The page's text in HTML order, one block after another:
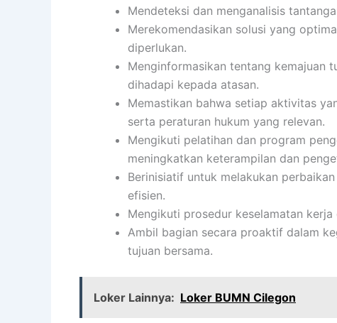
Mendeteksi dan menganalisis
Merekomendasikan solusi yang
diperlukan.
Menginformasikan tentang kemajuan
dihadapi kepada atasan.
Memastikan bahwa setiap aktivitas
serta peraturan hukum yang relevan.
Mengikuti pelatihan dan program
meningkatkan keterampilan dan
Berinisiatif untuk melakukan
efisien.
Mengikuti prosedur keselamatan
Ambil bagian secara proaktif dalam
tujuan bersama.
Loker Lainnya: Loker BUMN Cilegon